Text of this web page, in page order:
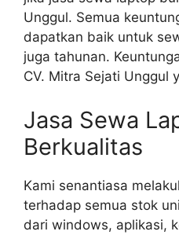
Unggul. Semua
dapatkan baik untuk
juga tahunan.
CV. Mitra Sejati Unggul
Jasa Sewa
Berkualitas
Kami senantiasa
terhadap semua stok
dari windows, aplikasi,